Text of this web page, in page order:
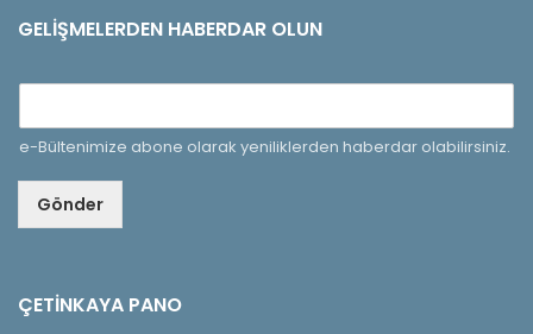
GELIŞMELERDEN HABERDAR OLUN
e-Bültenimize abone olarak yeniliklerden haberdar olabilirsiniz.
Gönder
ÇETINKAYA PANO